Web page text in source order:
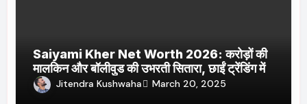
Saiyami Kher Net Worth 2026: करोड़ों की
मालकिन और बॉलीवुड की उभरती सितारा, छाईं ट्रेंडिंग में
Jitendra Kushwaha March 20, 2025